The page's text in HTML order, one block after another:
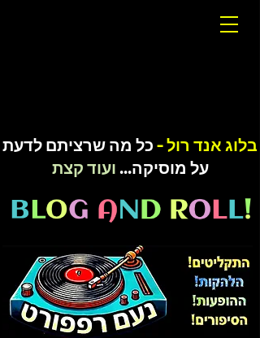
בלוג אנד רול - כל מה שרציתם לדעת
על מוסיקה... ועוד קצת